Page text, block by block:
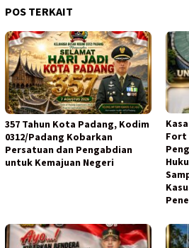
POS TERKAIT
357 Tahun Kota Padang, Kodim
0312/Padang Kobarkan
Persatuan dan Pengabdian
untuk Kemajuan Negeri
Fort